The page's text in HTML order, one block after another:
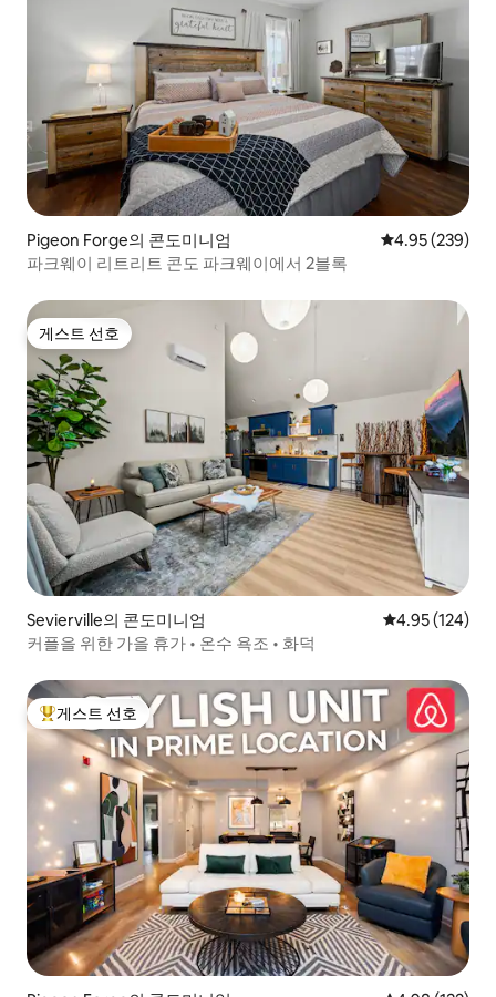
Pigeon Forge의 콘도미니엄 평점 4.95점(5
4.95 (239)
파크웨이 리트리트 콘도 파크웨이에서 2블록
게스트 선호
게스트 선호
Sevierville의 콘도미니엄 평점 4.95점(5
4.95 (124)
커플을 위한 가을 휴가 • 온수 욕조 • 화덕
상위 게스트 선호
게스트 선호